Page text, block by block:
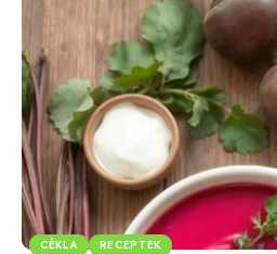
CÉKLA RECEPTEK